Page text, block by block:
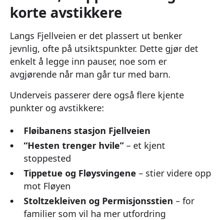
korte avstikkere
Langs Fjellveien er det plassert ut benker
jevnlig, ofte på utsiktspunkter. Dette gjør det
enkelt å legge inn pauser, noe som er
avgjørende når man går tur med barn.
Underveis passerer dere også flere kjente
punkter og avstikkere:
Fløibanens stasjon Fjellveien
“Hesten trenger hvile” – et kjent
stoppested
Tippetue og Fløysvingene – stier videre opp
mot Fløyen
Stoltzekleiven og Permisjonsstien – for
familier som vil ha mer utfordring